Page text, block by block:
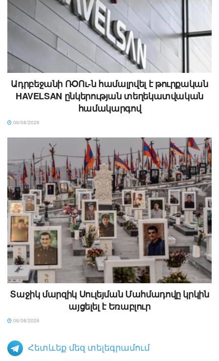
Ադրբեջանի ՌՕՈւ-ն համալրվել է թուրքական
HAVELSAN ընկերության տեղեկատվական
համակարգով
06/08/2026
Տաջիկ մարզիկ Սուլեյման Մահմադովը կրկին
այցելել է Եռաբլուր
06/08/2026
Հետևեք մեզ տելեգրամում